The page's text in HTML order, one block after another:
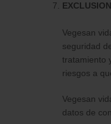
Vegesan
seguridad
tratamiento
riesgos a
Vegesan
datos de